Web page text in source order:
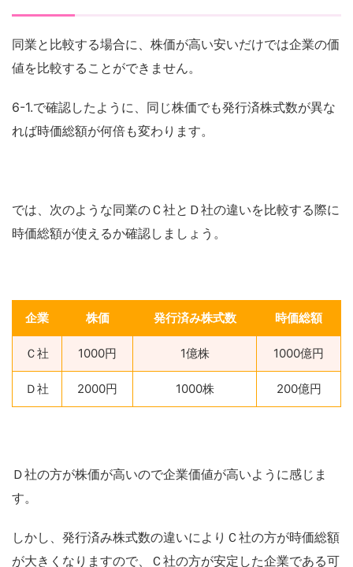
同業と比較する場合に、株価が高い安いだけでは企業の価
値を比較することができません。
6-1.で確認したように、同じ株価でも発行済株式数が異な
れば時価総額が何倍も変わります。
では、次のような同業のＣ社とＤ社の違いを比較する際に
時価総額が使えるか確認しましょう。
企業 株価 発行済み株式数 時価総額
Ｃ社 1000円 1億株 1000億円
Ｄ社 2000円 1000株 200億円
Ｄ社の方が株価が高いので企業価値が高いように感じま
す。
しかし、発行済み株式数の違いによりＣ社の方が時価総額
が大きくなりますので、Ｃ社の方が安定した企業である可